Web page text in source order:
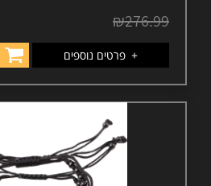
₪276.99
+ פרטים נוספים